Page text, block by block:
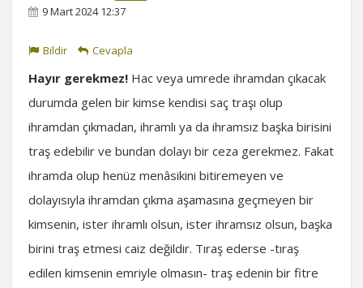
9 Mart 2024 12:37
Bildir Cevapla
Hayır gerekmez! Hac veya umrede ihramdan çıkacak
durumda gelen bir kimse kendisi saç traşı olup
ihramdan çıkmadan, ihramlı ya da ihramsız başka birisini
traş edebilir ve bundan dolayı bir ceza gerekmez. Fakat
ihramda olup henüz menâsikini bitiremeyen ve
dolayısıyla ihramdan çıkma aşamasına geçmeyen bir
kimsenin, ister ihramlı olsun, ister ihramsız olsun, başka
birini traş etmesi caiz değildir. Tıraş ederse -tıraş
edilen kimsenin emriyle olmasın- traş edenin bir fitre